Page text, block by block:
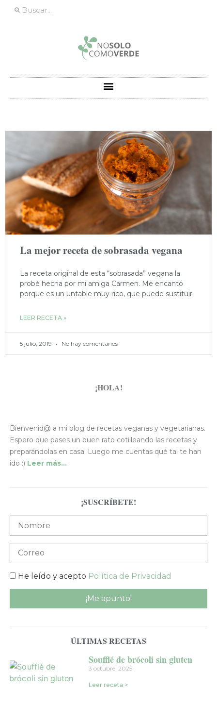
La mejor receta de sobrasada vegana
La receta original de esta “sobrasada” vegana la
probé hecha por mi amiga Carmen. Me encantó
porque es un untable muy rico, que puede sustituir
LEER RECETA »
5 julio, 2019 No hay comentarios
¡HOLA!
Bienvenid@ a mi blog de recetas veganas y vegetarianas.
Espero que pases un buen rato cotilleando las recetas y
preparándolas en casa. Luego me cuentas qué tal te han
ido :) Leer más…
¡SUSCRÍBETE!
He leído y acepto Política de Privacidad
ÚLTIMAS RECETAS
Soufflé de brócoli sin gluten
3 octubre, 2025
Leer receta >